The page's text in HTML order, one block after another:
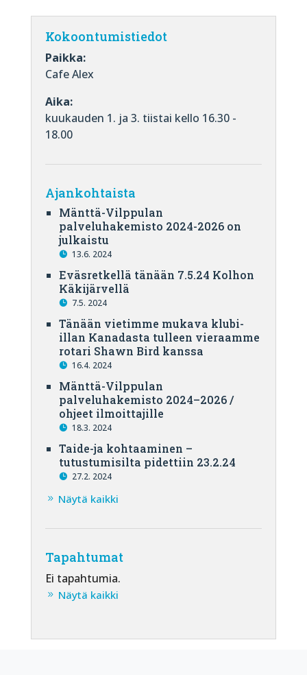
Kokoontumistiedot
Paikka:
Cafe Alex
Aika:
kuukauden 1. ja 3. tiistai kello 16.30 -
18.00
Ajankohtaista
Mänttä-Vilppulan
palveluhakemisto 2024-2026 on
julkaistu
13.6. 2024
Eväsretkellä tänään 7.5.24 Kolhon
Käkijärvellä
7.5. 2024
Tänään vietimme mukava klubi-
illan Kanadasta tulleen vieraamme
rotari Shawn Bird kanssa
16.4. 2024
Mänttä-Vilppulan
palveluhakemisto 2024–2026 /
ohjeet ilmoittajille
18.3. 2024
Taide-ja kohtaaminen –
tutustumisilta pidettiin 23.2.24
27.2. 2024
Näytä kaikki
Tapahtumat
Ei tapahtumia.
Näytä kaikki